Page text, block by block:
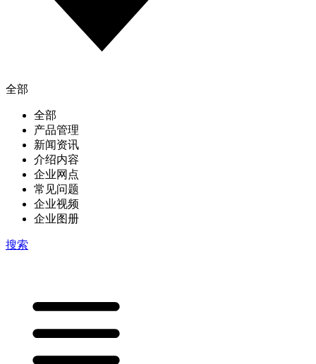
全部
全部
产品管理
新闻资讯
介绍内容
企业网点
常见问题
企业视频
企业图册
搜索